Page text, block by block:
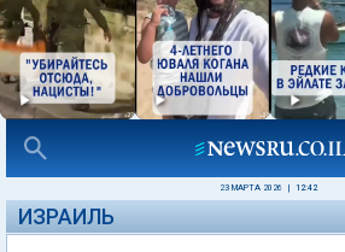
23 МАРТА 2026 12:42
ИЗРАИЛЬ